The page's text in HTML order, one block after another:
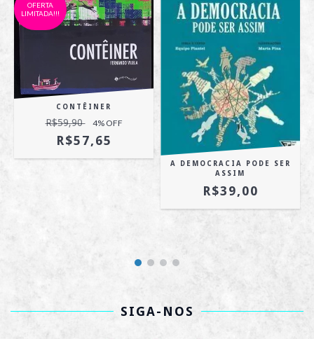
OFERTA
LIMITADA!!!
CONTÊINER
R$59,90 4% OFF
R$57,65
A DEMOCRACIA PODE SER
ASSIM
R$39,00
SIGA-NOS